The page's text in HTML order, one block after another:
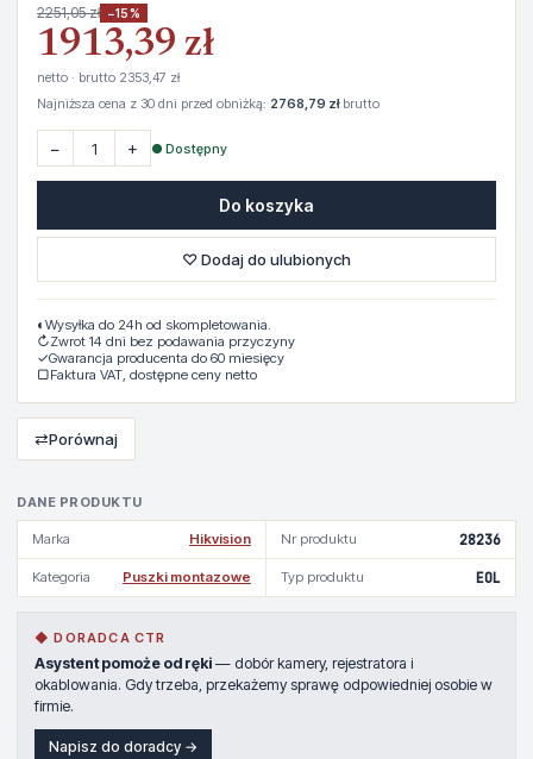
DANE PRODUKTU
Marka Hikvision Nr produktu 28236
Kategoria Puszki montazowe Typ produktu EOL
◆ DORADCA CTR
Asystent pomoże od ręki — dobór kamery, rejestratora i
okablowania. Gdy trzeba, przekażemy sprawę odpowiedniej osobie w
firmie.
Napisz do doradcy →
2251,05 zł −15%
1913,39 zł
netto · brutto 2353,47 zł
Najniższa cena z 30 dni przed obniżką: 2768,79 złbrutto
− + ● Dostępny
Do koszyka
♡ Dodaj do ulubionych
◐ Wysyłka do 24h od skompletowania.
↻Zwrot 14 dni bez podawania przyczyny
✓Gwarancja producenta do 60 miesięcy
▢Faktura VAT, dostępne ceny netto
⇄Porównaj